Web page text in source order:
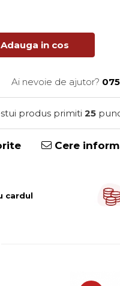
Adauga in cos
Ai nevoie de ajutor?
produs primiti 25
Cere
cardul